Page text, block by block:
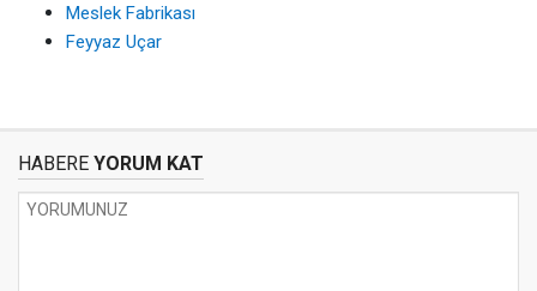
Meslek Fabrikası
Feyyaz Uçar
HABERE YORUM KAT